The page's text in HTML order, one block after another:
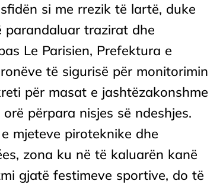
si me rrezik të lartë, duke
parandaluar trazirat dhe
Le Parisien, Prefektura e
të sigurisë për monitorimin
për masat e jashtëzakonshme
përpara nisjes së ndeshjes.
mjeteve piroteknike dhe
zona ku në të kaluarën kanë
gjatë festimeve sportive, do të